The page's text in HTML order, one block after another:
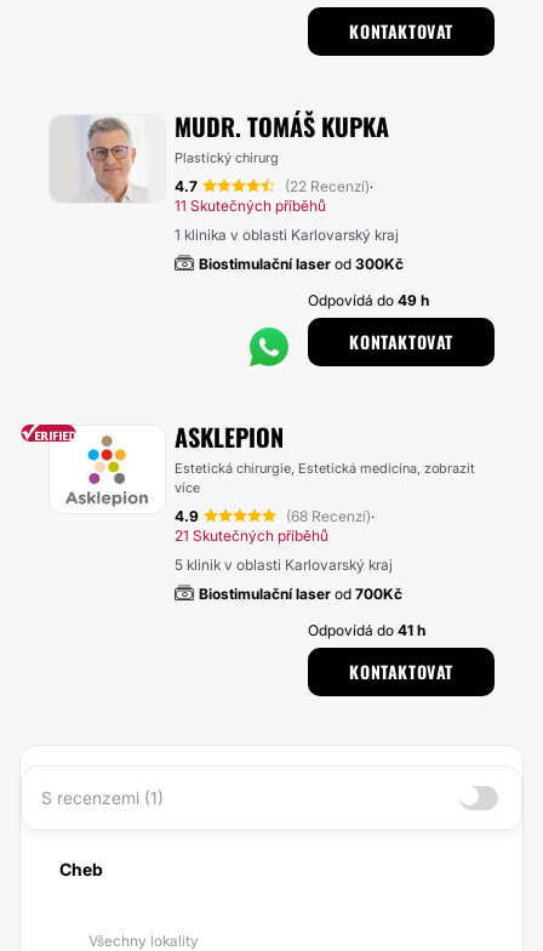
KONTAKTOVAT
MUDR. TOMÁŠ KUPKA
Plastický chirurg
4.7 (22 Recenzí)·
11 Skutečných příběhů
1 klinika v oblasti Karlovarský kraj
Biostimulační laser od 300Kč
Odpovídá do49 h
KONTAKTOVAT
ASKLEPION
Estetická chirurgie, Estetická medicína, zobrazit
více
4.9 (68 Recenzí)·
21 Skutečných příběhů
5 klinik v oblasti Karlovarský kraj
Biostimulační laser od 700Kč
Odpovídá do41 h
KONTAKTOVAT
S recenzemi (1)
Cheb
Všechny lokality